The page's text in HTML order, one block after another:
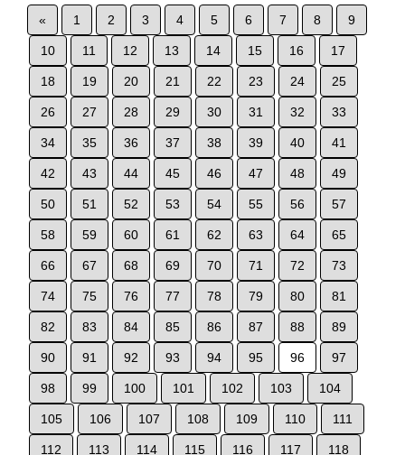
« 1 2 3 4 5 6 7 8 9
10 11 12 13 14 15 16 17
18 19 20 21 22 23 24 25
26 27 28 29 30 31 32 33
34 35 36 37 38 39 40 41
42 43 44 45 46 47 48 49
50 51 52 53 54 55 56 57
58 59 60 61 62 63 64 65
66 67 68 69 70 71 72 73
74 75 76 77 78 79 80 81
82 83 84 85 86 87 88 89
90 91 92 93 94 95 96 97
98 99 100 101 102 103 104
105 106 107 108 109 110 111
112 113 114 115 116 117 118